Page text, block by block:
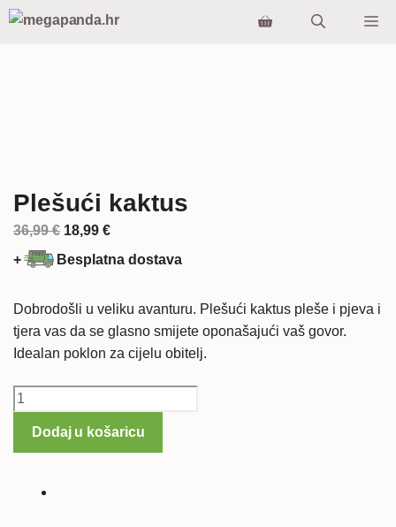
Preskoči
Plešući kaktus
36,99€ Izvorna
cijena
36,99 €.
18,99 €Trenutna
cijena
+ Besplatna dostava
Dobrodošli u veliku avanturu. Plešući kaktus pleše i pjeva i
tjera vas da se glasno smijete oponašajući vaš govor.
Idealan poklon za cijelu obitelj.
Plešući
količina
Dodaj u košaricu